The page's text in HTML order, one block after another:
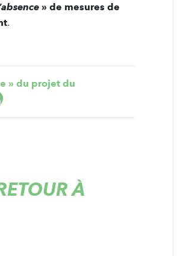
» de mesures de
.
» du projet du
À